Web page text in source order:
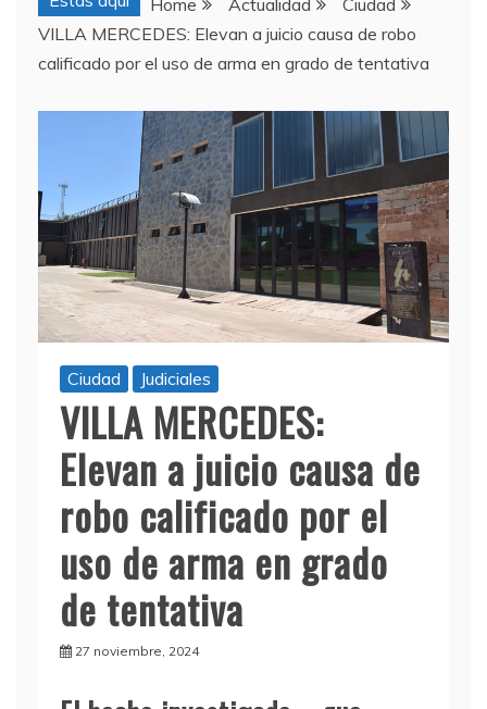
Home Actualidad
Ciudad
VILLA MERCEDES: Elevan a juicio causa de robo
calificado por el uso de arma en grado de tentativa
Ciudad Judiciales
VILLA MERCEDES:
Elevan a juicio causa de
robo calificado por el
uso de arma en grado
de tentativa
27 noviembre, 2024